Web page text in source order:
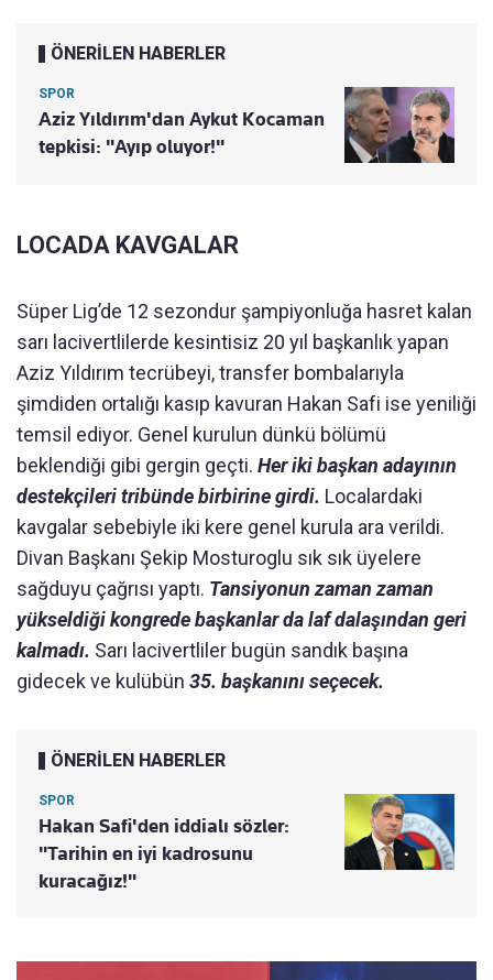
ÖNERİLEN HABERLER
SPOR
Aziz Yıldırım'dan Aykut Kocaman
tepkisi: "Ayıp oluyor!"
LOCADA KAVGALAR
Süper Lig’de 12 sezondur şampiyonluğa hasret kalan
sarı lacivertlilerde kesintisiz 20 yıl başkanlık yapan
Aziz Yıldırım tecrübeyi, transfer bombalarıyla
şimdiden ortalığı kasıp kavuran Hakan Safi ise yeniliği
temsil ediyor. Genel kurulun dünkü bölümü
beklendiği gibi gergin geçti. Her iki başkan adayının
destekçileri tribünde birbirine girdi. Localardaki
kavgalar sebebiyle iki kere genel kurula ara verildi.
Divan Başkanı Şekip Mosturoglu sık sık üyelere
sağduyu çağrısı yaptı. Tansiyonun zaman zaman
yükseldiği kongrede başkanlar da laf dalaşından geri
kalmadı. Sarı lacivertliler bugün sandık başına
gidecek ve kulübün 35. başkanını seçecek.
ÖNERİLEN HABERLER
SPOR
Hakan Safi'den iddialı sözler:
"Tarihin en iyi kadrosunu
kuracağız!"